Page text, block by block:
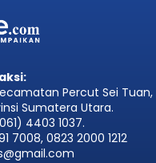
Percut Sei Tuan,
Sumatera Utara.
4403 1037.
7008, 0823 2000 1212